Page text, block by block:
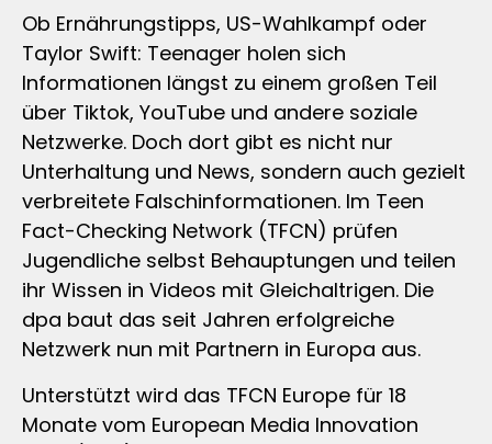
Ob Ernährungstipps, US-Wahlkampf oder
Taylor Swift: Teenager holen sich
Informationen längst zu einem großen Teil
über Tiktok, YouTube und andere soziale
Netzwerke. Doch dort gibt es nicht nur
Unterhaltung und News, sondern auch gezielt
verbreitete Falschinformationen. Im Teen
Fact-Checking Network (TFCN) prüfen
Jugendliche selbst Behauptungen und teilen
ihr Wissen in Videos mit Gleichaltrigen. Die
dpa baut das seit Jahren erfolgreiche
Netzwerk nun mit Partnern in Europa aus.
Unterstützt wird das TFCN Europe für 18
Monate vom European Media Innovation